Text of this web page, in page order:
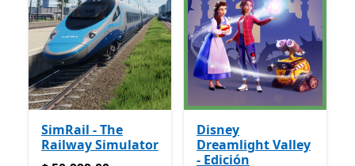
SimRail - The
Railway Simulator
Disney
Dreamlight Valley
- Edición